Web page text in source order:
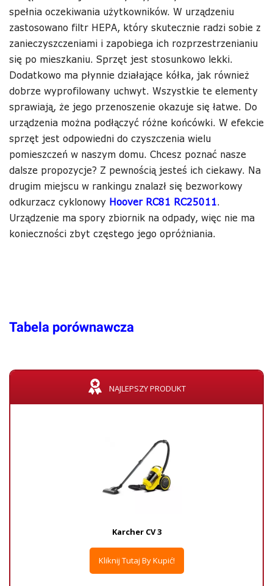
spełnia oczekiwania użytkowników. W urządzeniu
zastosowano filtr HEPA, który skutecznie radzi sobie z
zanieczyszczeniami i zapobiega ich rozprzestrzenianiu
się po mieszkaniu. Sprzęt jest stosunkowo lekki.
Dodatkowo ma płynnie działające kółka, jak również
dobrze wyprofilowany uchwyt. Wszystkie te elementy
sprawiają, że jego przenoszenie okazuje się łatwe. Do
urządzenia można podłączyć różne końcówki. W efekcie
sprzęt jest odpowiedni do czyszczenia wielu
pomieszczeń w naszym domu. Chcesz poznać nasze
dalsze propozycje? Z pewnością jesteś ich ciekawy. Na
drugim miejscu w rankingu znalazł się bezworkowy
odkurzacz cyklonowy Hoover RC81 RC25011.
Urządzenie ma spory zbiornik na odpady, więc nie ma
konieczności zbyt częstego jego opróżniania.
Tabela porównawcza
NAJLEPSZY PRODUKT
Karcher CV 3
Kliknij Tutaj By Kupić!